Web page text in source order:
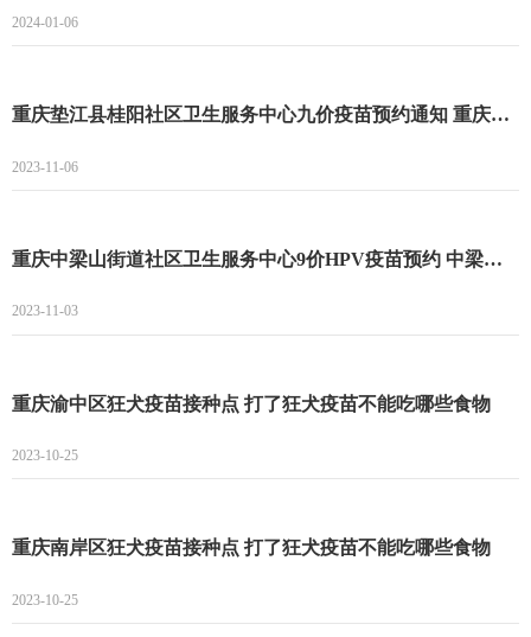
2024-01-06
重庆垫江县桂阳社区卫生服务中心九价疫苗预约通知 重庆垫江县桂阳社区卫生服务中心九价疫苗预约指南
2023-11-06
重庆中梁山街道社区卫生服务中心9价HPV疫苗预约 中梁山街道社区卫生服务中心9价预约时间
2023-11-03
重庆渝中区狂犬疫苗接种点 打了狂犬疫苗不能吃哪些食物
2023-10-25
重庆南岸区狂犬疫苗接种点 打了狂犬疫苗不能吃哪些食物
2023-10-25